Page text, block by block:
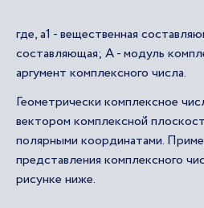
где, а1 - вещественная
составляющая; А - модуль
аргумент комплексного числа.
Геометрически комплексное
вектором комплексной
полярными координатами.
представления комплексного
рисунке ниже.